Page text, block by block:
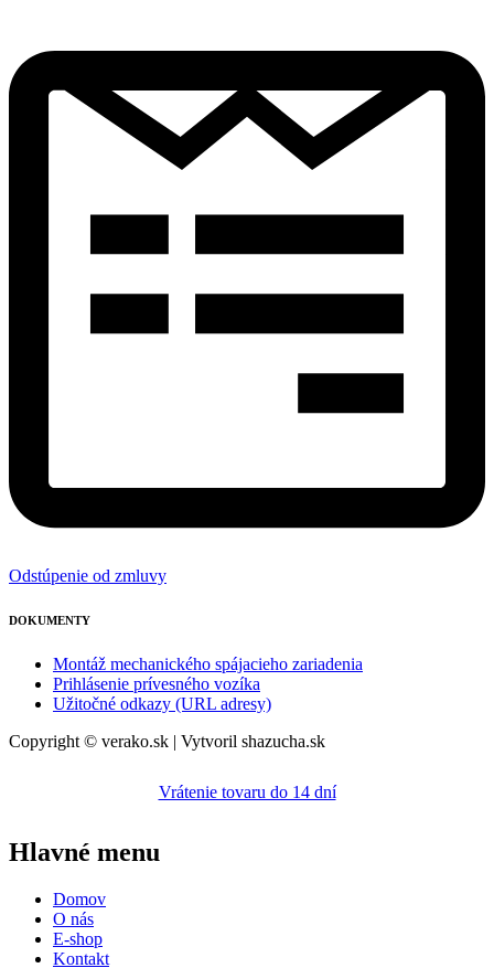
Odstúpenie od zmluvy
DOKUMENTY
Montáž mechanického spájacieho zariadenia
Prihlásenie prívesného vozíka
Užitočné odkazy (URL adresy)
Copyright © verako.sk | Vytvoril shazucha.sk
Vrátenie tovaru do 14 dní
Hlavné menu
Domov
O nás
E-shop
Kontakt